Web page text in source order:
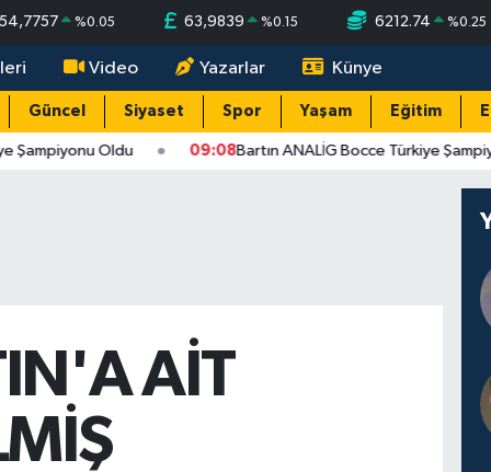
%0.05 63,9839 %0.15 6212.74 %0.25
Video Yazarlar Künye
Güncel Siyaset Spor Yaşam Eğitim
Şampiyonu Oldu 09:08Bartın ANALİG Bocce Türkiye
AİT